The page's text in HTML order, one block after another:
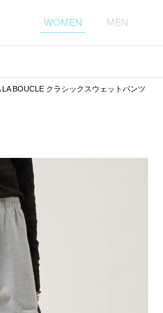
WOMEN MEN
LA BOUCLE クラシックスウェットパンツ